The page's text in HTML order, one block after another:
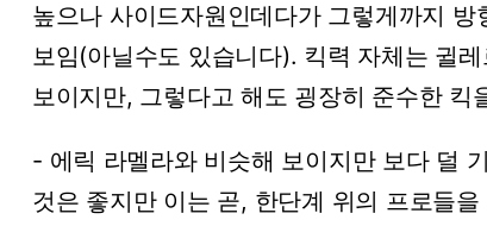
높으나 사이드자원인데다가 그렇게까지 방
보임(아닐수도 있습니다). 킥력 자체는 귈레
보이지만, 그렇다고 해도 굉장히 준수한 킥
- 에릭 라멜라와 비슷해 보이지만 보다 덜
것은 좋지만 이는 곧, 한단계 위의 프로들을